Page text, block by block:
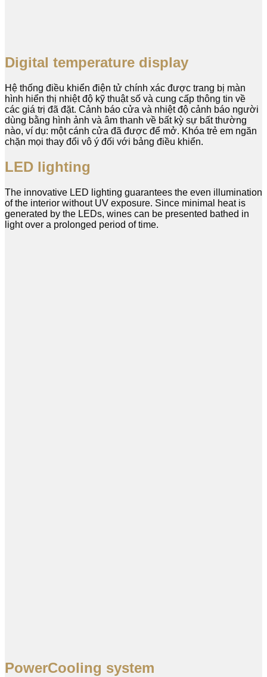
Digital temperature display
Hệ thống điều khiển điện tử chính xác được trang bị màn
hình hiển thị nhiệt độ kỹ thuật số và cung cấp thông tin về
các giá trị đã đặt. Cảnh báo cửa và nhiệt độ cảnh báo người
dùng bằng hình ảnh và âm thanh về bất kỳ sự bất thường
nào, ví dụ: một cánh cửa đã được để mở. Khóa trẻ em ngăn
chặn mọi thay đổi vô ý đối với bảng điều khiển.
LED lighting
The innovative LED lighting guarantees the even illumination
of the interior without UV exposure. Since minimal heat is
generated by the LEDs, wines can be presented bathed in
light over a prolonged period of time.
PowerCooling system